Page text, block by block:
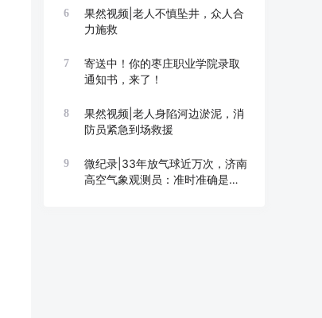
6
果然视频|老人不慎坠井，众人合
力施救
7
寄送中！你的枣庄职业学院录取
通知书，来了！
8
果然视频|老人身陷河边淤泥，消
防员紧急到场救援
9
微纪录|33年放气球近万次，济南
高空气象观测员：准时准确是底